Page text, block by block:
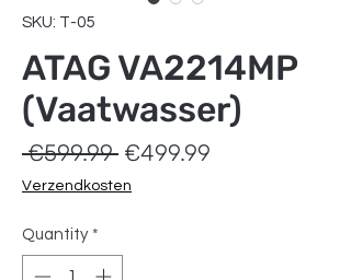
SKU: T-05
ATAG VA2214MP
(Vaatwasser)
€599.99 Regular
Price
€499.99
Verzendkosten
Quantity *